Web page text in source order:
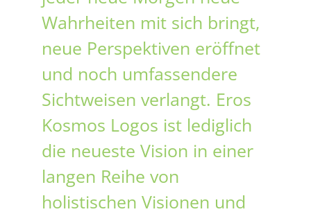
Wahrheiten mit sich bringt,
neue Perspektiven eröffnet
und noch umfassendere
Sichtweisen verlangt. Eros
Kosmos Logos ist lediglich
die neueste Vision in einer
langen Reihe von
holistischen Visionen und